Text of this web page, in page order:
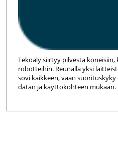
Tekoäly siirtyy pilvestä
robotteihin. Reunalla yksi
sovi kaikkeen, vaan
datan ja käyttökohteen mukaan.